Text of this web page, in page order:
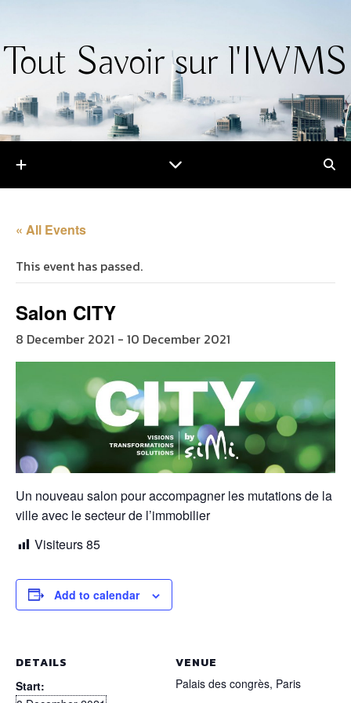
Tout Savoir sur l'IWMS
« All Events
This event has passed.
Salon CITY
8 December 2021 - 10 December 2021
Un nouveau salon pour accompagner les mutations de la
ville avec le secteur de l’immobilier
Visiteurs85
Add to calendar
DETAILS
Start:
VENUE
Palais des congrès, Paris